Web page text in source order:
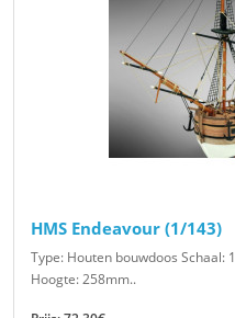
HMS Endeavour (1/143)
Type: Houten bouwdoos Schaal:
Hoogte: 258mm..